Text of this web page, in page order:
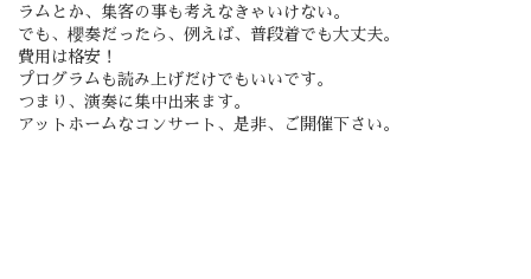
ラムとか、集客の事も考えなきゃいけない。
でも、櫻奏だったら、例えば、普段着でも大丈夫。
費用は格安！
プログラムも読み上げだけでもいいです。
つまり、演奏に集中出来ます。
アットホームなコンサート、是非、ご開催下さい。